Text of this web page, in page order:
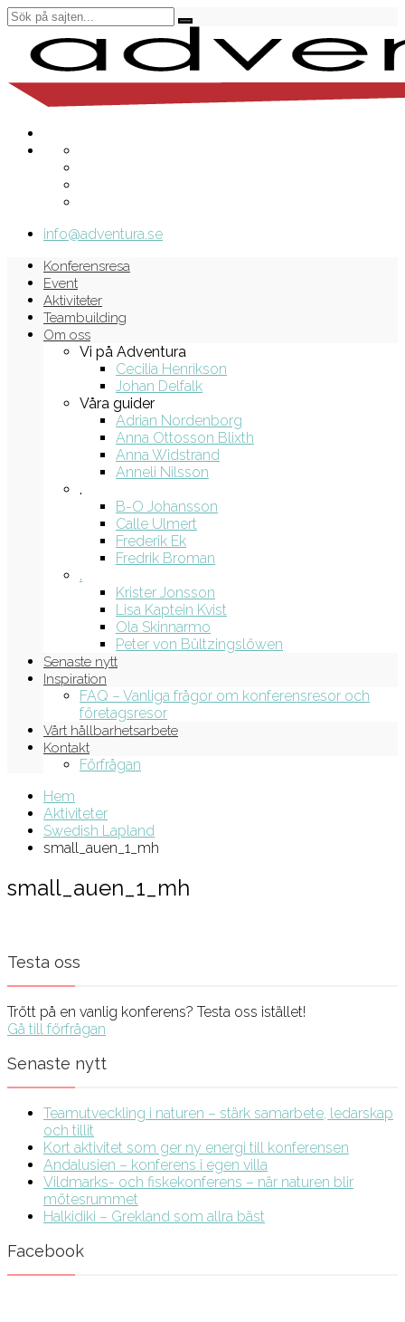
info@adventura.se
Konferensresa
Event
Aktiviteter
Teambuilding
Om oss
Vi på Adventura
Cecilia Henrikson
Johan Delfalk
Våra guider
Adrian Nordenborg
Anna Ottosson Blixth
Anna Widstrand
Anneli Nilsson
.
B-O Johansson
Calle Ulmert
Frederik Ek
Fredrik Broman
.
Krister Jonsson
Lisa Kaptein Kvist
Ola Skinnarmo
Peter von Bültzingslöwen
Senaste nytt
Inspiration
FAQ – Vanliga frågor om konferensresor och
företagsresor
Vårt hållbarhetsarbete
Kontakt
Förfrågan
Hem
Aktiviteter
Swedish Lapland
small_auen_1_mh
small_auen_1_mh
Testa oss
Trött på en vanlig konferens? Testa oss istället!
Gå till förfrågan
Senaste nytt
Teamutveckling i naturen – stärk samarbete, ledarskap
och tillit
Kort aktivitet som ger ny energi till konferensen
Andalusien – konferens i egen villa
Vildmarks- och fiskekonferens – när naturen blir
mötesrummet
Halkidiki – Grekland som allra bäst
Facebook